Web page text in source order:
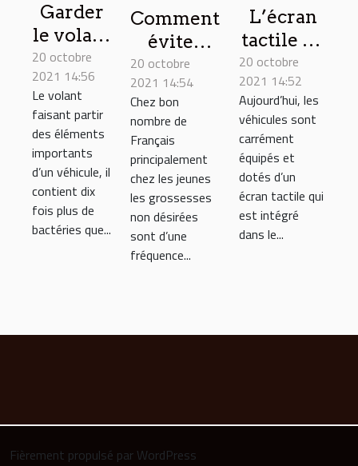
Garder
le volant
de votre
véhicule
au
propre :
conseils
20 octobre
2021 14:56
Le volant
faisant partir
des éléments
importants
d’un véhicule, il
contient dix
fois plus de
bactéries que...
Comment
éviter
une
grossesse
non
désirée ?
20 octobre
2021 14:54
Chez bon
nombre de
Français
principalement
chez les jeunes
les grossesses
non désirées
sont d’une
fréquence...
L’écran
tactile de
votre
véhicule :
astuces
pour son
entretien
20 octobre
2021 14:52
Aujourd’hui, les
véhicules sont
carrément
équipés et
dotés d’un
écran tactile qui
est intégré
dans le...
Fièrement propulsé par WordPress